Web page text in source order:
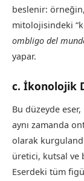
beslenir:
mitolojisindeki
ombligo del
yapar.
c. İkonolojik
Bu düzeyde
aynı zamanda
olarak
üretici, kutsal
Eserdeki tüm